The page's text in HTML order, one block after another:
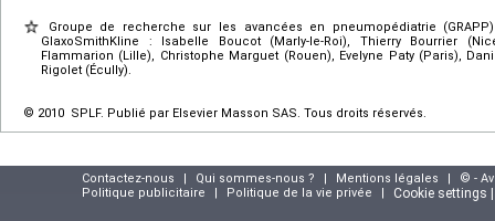
Groupe de recherche sur les avancées en pneumopédiatrie
GlaxoSmithKline : Isabelle Boucot (Marly-le-Roi), Thierry Bourrier
Flammarion (Lille), Christophe Marguet (Rouen), Evelyne Paty (Paris),
Rigolet (Écully).
© 2010 SPLF. Publié par Elsevier Masson SAS. Tous droits réservés.
Contactez-nous | Qui sommes-nous ? | Mentions légales |
© -
Politique publicitaire
| Politique de la vie privée | Cookie settings